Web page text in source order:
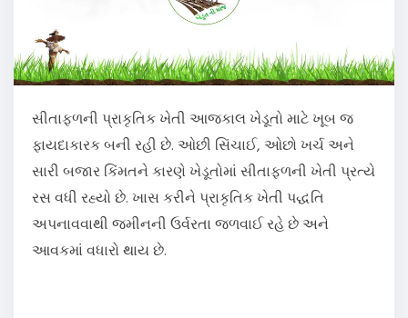
સીતાફળની પ્રાકૃતિક ખેતી આજકાલ ખેડૂતો માટે ખૂબ જ
ફાયદાકારક બની રહી છે. ઓછી સિંચાઈ, ઓછો ખર્ચ અને
સારી બજાર કિંમતને કારણે ખેડૂતોમાં સીતાફળની ખેતી પ્રત્યે
રસ વધી રહ્યો છે. ખાસ કરીને પ્રાકૃતિક ખેતી પદ્ધતિ
અપનાવવાથી જમીનની ઉર્વરતા જળવાઈ રહે છે અને
આવકમાં વધારો થાય છે.